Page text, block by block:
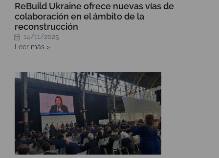
ReBuild Ukraine ofrece nuevas vías de
colaboración en el ámbito de la
reconstrucción
14/11/2025
Leer más >